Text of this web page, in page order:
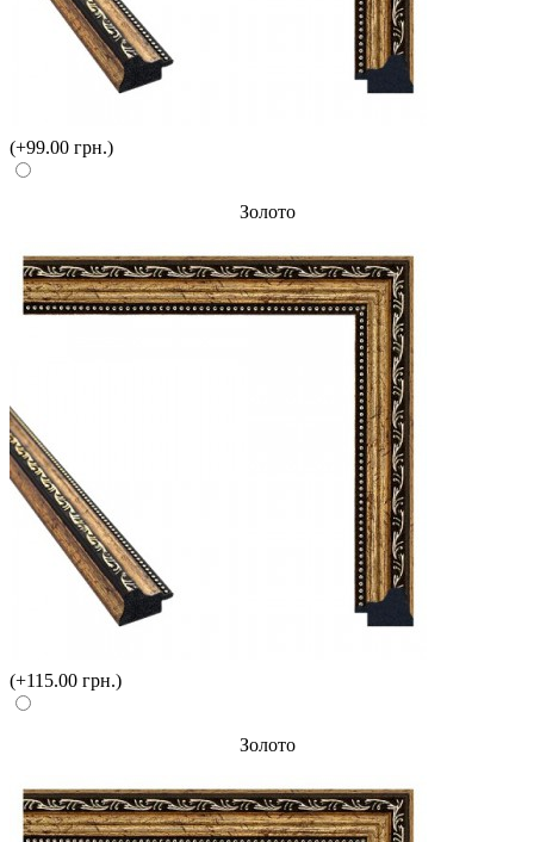
(+99.00 грн.)
Золото
(+115.00 грн.)
Золото